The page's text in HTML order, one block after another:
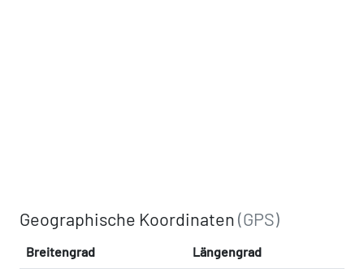
Geographische Koordinaten(GPS)
Breitengrad Längengrad